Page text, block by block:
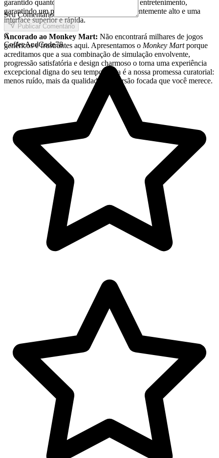
garantido quanto ao desempenho e valor de entretenimento,
garantindo um padrão de qualidade consistentemente alto e uma
interface superior e rápida.
Ancorado ao Monkey Mart: Não encontrará milhares de jogos
genéricos e frustrantes aqui. Apresentamos o Monkey Martporque
acreditamos que a sua combinação de simulação envolvente,
progressão satisfatória e design charmoso o torna uma experiência
excepcional digna do seu tempo. Essa é a nossa promessa curatorial:
menos ruído, mais da qualidade e diversão focada que você merece.
Seu Comentário
Publicar Comentário
C
CoffeeAndCode78